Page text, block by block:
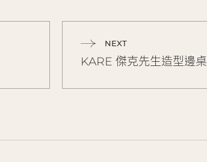
NEXT
KARE 傑克先生造型邊桌